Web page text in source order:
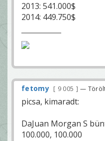
2013: 541.000$
2014: 449.750$
fetomy 9 005 —
picsa, kimaradt:
DaJuan Morgan S
100.000, 100.000